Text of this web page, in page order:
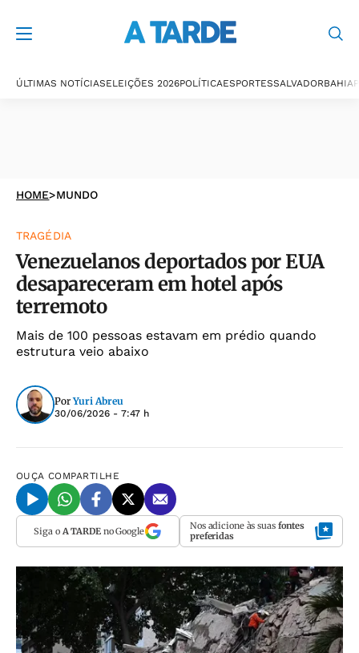
ÚLTIMAS NOTÍCIASELEIÇÕES 2026POLÍTICAESPORTESSALVADORBAHIA
HOME>MUNDO
TRAGÉDIA
Venezuelanos deportados por EUA
desapareceram em hotel após
terremoto
Mais de 100 pessoas estavam em prédio quando
estrutura veio abaixo
Por Yuri Abreu
30/06/2026 - 7:47 h
OUÇA COMPARTILHE
Siga o A TARDEno Google Nos adicione às suas fontes
preferidas